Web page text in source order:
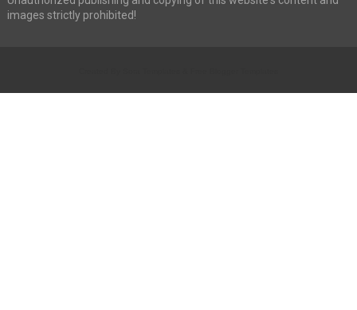
images strictly prohibited!